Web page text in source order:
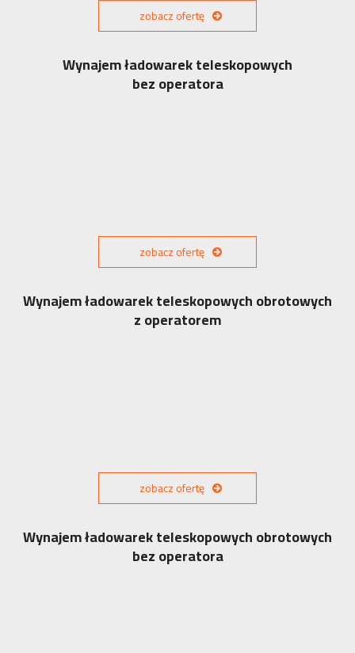
zobacz ofertę
Wynajem ładowarek teleskopowych
bez operatora
zobacz ofertę
Wynajem ładowarek teleskopowych obrotowych
z operatorem
zobacz ofertę
Wynajem ładowarek teleskopowych obrotowych
bez operatora